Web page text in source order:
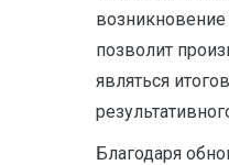
позволит
являться
Благодаря